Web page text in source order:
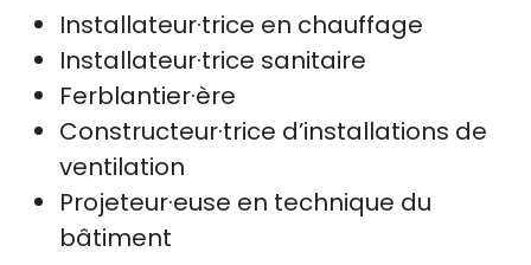
Installateur·trice en chauffage
Installateur·trice sanitaire
Ferblantier·ère
Constructeur·trice d’installations de
ventilation
Projeteur·euse en technique du
bâtiment